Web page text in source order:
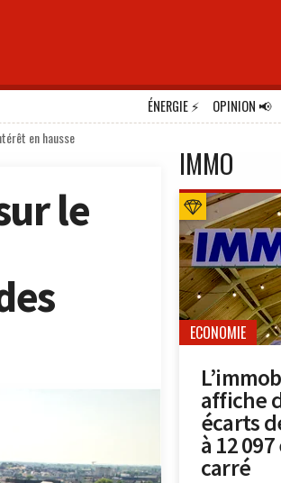
ÉNERGIE⚡ OPINION📢
en hausse
le
IMMO
ECONOMIE
affiche
écarts
à 12
carré